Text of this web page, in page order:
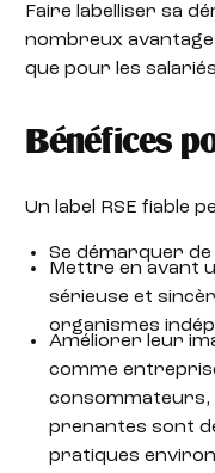
Faire labelliser sa
nombreux
que pour les
Bénéfices
Un label RSE fiable
Se démarquer
Mettre en avant
sérieuse et
organismes
Améliorer leur
comme
prenantes sont
pratiques